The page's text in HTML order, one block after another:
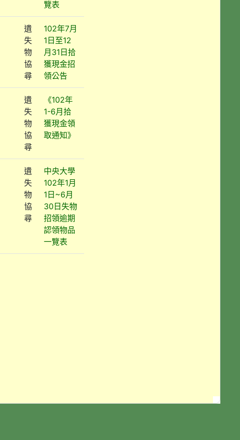
覽表
遺
失
物
協
尋
102年7月
1日至12
月31日拾
獲現金招
領公告
遺
失
物
協
尋
《102年
1-6月拾
獲現金領
取通知》
遺
失
物
協
尋
中央大學
102年1月
1日~6月
30日失物
招領逾期
認領物品
一覽表